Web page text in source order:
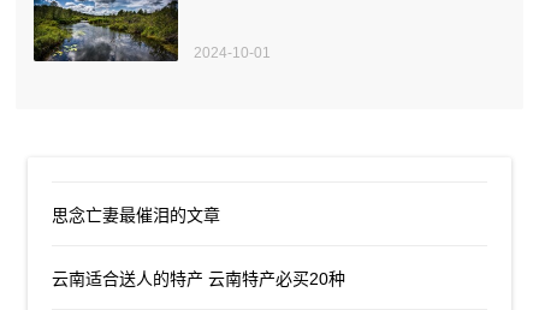
2024-10-01
思念亡妻最催泪的文章
云南适合送人的特产 云南特产必买20种